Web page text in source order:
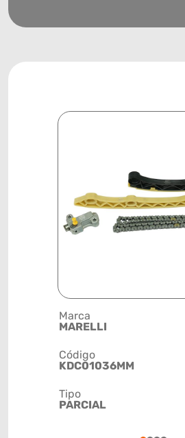
Marca
MARELLI
Código
KDC01036MM
Tipo
PARCIAL